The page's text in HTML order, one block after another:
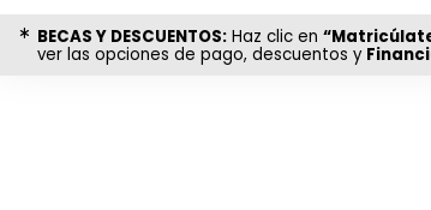
BECAS Y DESCUENTOS:Haz clic en
ver las opciones de pago, descuentos y